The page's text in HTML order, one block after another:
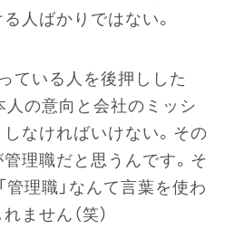
人ばかりではない。
ている人を後押しした
人の意向と会社のミッシ
なければいけない。その
理職だと思うんです。そ
管理職」なんて言葉を使わ
ません（笑）